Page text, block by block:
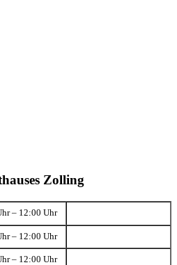
Zolling
– 12:00 Uhr
– 12:00 Uhr
– 12:00 Uhr